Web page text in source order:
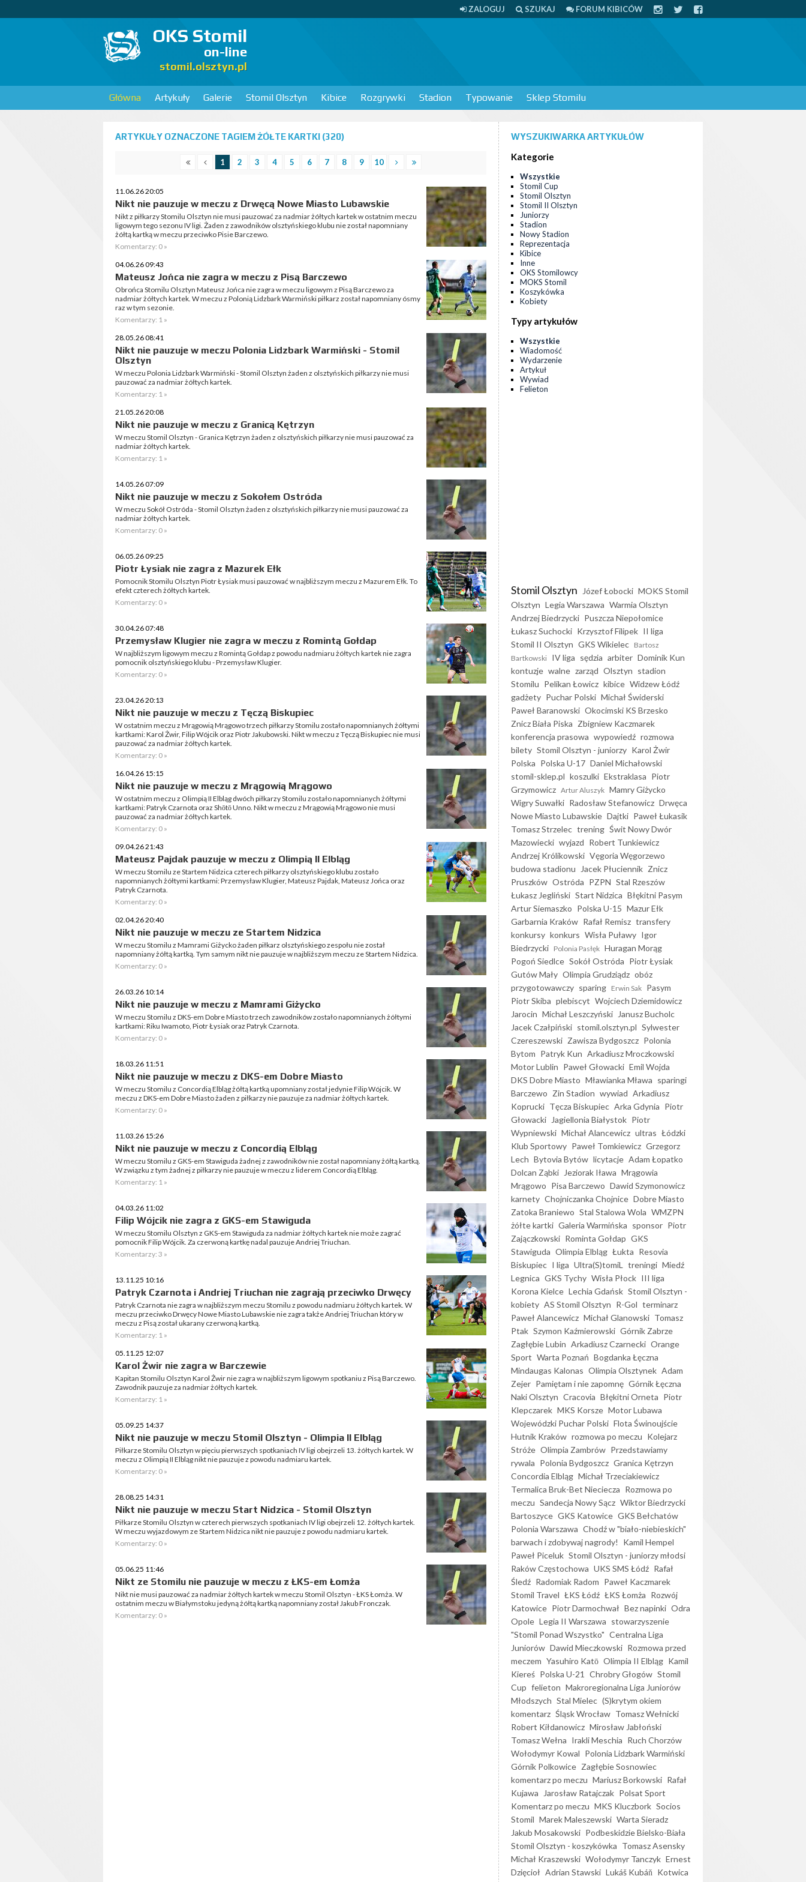
ZALOGUJ SZUKAJ FORUM KIBICÓW
OKS Stomil
on-line
stomil.olsztyn.pl
Główna Artykuły Galerie Stomil Olsztyn Kibice Rozgrywki Stadion Typowanie Sklep Stomilu
ARTYKUŁY OZNACZONE TAGIEM ŻÓŁTE KARTKI (320)
1 2 3 4 5 6 7 8 9 10
11.06.26 20:05
Nikt nie pauzuje w meczu z Drwęcą Nowe Miasto Lubawskie
Nikt z piłkarzy Stomilu Olsztyn nie musi pauzować za nadmiar żółtych kartek w ostatnim meczu
ligowym tego sezonu IV ligi. Żaden z zawodników olsztyńskiego klubu nie został napomniany
żółtą kartką w meczu przeciwko Pisie Barczewo.
Komentarzy: 0 »
04.06.26 09:43
Mateusz Jońca nie zagra w meczu z Pisą Barczewo
Obrońca Stomilu Olsztyn Mateusz Jońca nie zagra w meczu ligowym z Pisą Barczewo za
nadmiar żółtych kartek. W meczu z Polonią Lidzbark Warmiński piłkarz został napomniany ósmy
raz w tym sezonie.
Komentarzy: 1 »
28.05.26 08:41
Nikt nie pauzuje w meczu Polonia Lidzbark Warmiński - Stomil
Olsztyn
W meczu Polonia Lidzbark Warmiński - Stomil Olsztyn żaden z olsztyńskich piłkarzy nie musi
pauzować za nadmiar żółtych kartek.
Komentarzy: 1 »
21.05.26 20:08
Nikt nie pauzuje w meczu z Granicą Kętrzyn
W meczu Stomil Olsztyn - Granica Kętrzyn żaden z olsztyńskich piłkarzy nie musi pauzować za
nadmiar żółtych kartek.
Komentarzy: 1 »
14.05.26 07:09
Nikt nie pauzuje w meczu z Sokołem Ostróda
W meczu Sokół Ostróda - Stomil Olsztyn żaden z olsztyńskich piłkarzy nie musi pauzować za
nadmiar żółtych kartek.
Komentarzy: 0 »
06.05.26 09:25
Piotr Łysiak nie zagra z Mazurek Ełk
Pomocnik Stomilu Olsztyn Piotr Łysiak musi pauzować w najbliższym meczu z Mazurem Ełk. To
efekt czterech żółtych kartek.
Komentarzy: 0 »
30.04.26 07:48
Przemysław Klugier nie zagra w meczu z Romintą Gołdap
W najbliższym ligowym meczu z Romintą Gołdap z powodu nadmiaru żółtych kartek nie zagra
pomocnik olsztyńskiego klubu - Przemysław Klugier.
Komentarzy: 0 »
23.04.26 20:13
Nikt nie pauzuje w meczu z Tęczą Biskupiec
W ostatnim meczu z Mrągowią Mrągowo trzech piłkarzy Stomilu zostało napomnianych żółtymi
kartkami: Karol Żwir, Filip Wójcik oraz Piotr Jakubowski. Nikt w meczu z Tęczą Biskupiec nie musi
pauzować za nadmiar żółtych kartek.
Komentarzy: 0 »
16.04.26 15:15
Nikt nie pauzuje w meczu z Mrągowią Mrągowo
W ostatnim meczu z Olimpią II Elbląg dwóch piłkarzy Stomilu zostało napomnianych żółtymi
kartkami: Patryk Czarnota oraz Shōtō Unno. Nikt w meczu z Mrągowią Mrągowo nie musi
pauzować za nadmiar żółtych kartek.
Komentarzy: 0 »
09.04.26 21:43
Mateusz Pajdak pauzuje w meczu z Olimpią II Elbląg
W meczu Stomilu ze Startem Nidzica czterech piłkarzy olsztyńskiego klubu zostało
napomnianych żółtymi kartkami: Przemysław Klugier, Mateusz Pajdak, Mateusz Jońca oraz
Patryk Czarnota.
Komentarzy: 0 »
02.04.26 20:40
Nikt nie pauzuje w meczu ze Startem Nidzica
W meczu Stomilu z Mamrami Giżycko żaden piłkarz olsztyńskiego zespołu nie został
napomniany żółtą kartką. Tym samym nikt nie pauzuje w najbliższym meczu ze Startem Nidzica.
Komentarzy: 0 »
26.03.26 10:14
Nikt nie pauzuje w meczu z Mamrami Giżycko
W meczu Stomilu z DKS-em Dobre Miasto trzech zawodników zostało napomnianych żółtymi
kartkami: Riku Iwamoto, Piotr Łysiak oraz Patryk Czarnota.
Komentarzy: 0 »
18.03.26 11:51
Nikt nie pauzuje w meczu z DKS-em Dobre Miasto
W meczu Stomilu z Concordią Elbląg żółtą kartką upomniany został jedynie Filip Wójcik. W
meczu z DKS-em Dobre Miasto żaden z piłkarzy nie pauzuje za nadmiar żółtych kartek.
Komentarzy: 0 »
11.03.26 15:26
Nikt nie pauzuje w meczu z Concordią Elbląg
W meczu Stomilu z GKS-em Stawiguda żadnej z zawodników nie został napomniany żółtą kartką.
W związku z tym żadnej z piłkarzy nie pauzuje w meczu z liderem Concordią Elbląg.
Komentarzy: 1 »
04.03.26 11:02
Filip Wójcik nie zagra z GKS-em Stawiguda
W meczu Stomilu Olsztyn z GKS-em Stawiguda za nadmiar żółtych kartek nie może zagrać
pomocnik Filip Wójcik. Za czerwoną kartkę nadal pauzuje Andriej Triuchan.
Komentarzy: 3 »
13.11.25 10:16
Patryk Czarnota i Andriej Triuchan nie zagrają przeciwko Drwęcy
Patryk Czarnota nie zagra w najbliższym meczu Stomilu z powodu nadmiaru żółtych kartek. W
meczu przeciwko Drwęcy Nowe Miasto Lubawskie nie zagra także Andriej Triuchan który w
meczu z Pisą został ukarany czerwoną kartką.
Komentarzy: 1 »
05.11.25 12:07
Karol Żwir nie zagra w Barczewie
Kapitan Stomilu Olsztyn Karol Żwir nie zagra w najbliższym ligowym spotkaniu z Pisą Barczewo.
Zawodnik pauzuje za nadmiar żółtych kartek.
Komentarzy: 1 »
05.09.25 14:37
Nikt nie pauzuje w meczu Stomil Olsztyn - Olimpia II Elbląg
Piłkarze Stomilu Olsztyn w pięciu pierwszych spotkaniach IV ligi obejrzeli 13. żółtych kartek. W
meczu z Olimpią II Elbląg nikt nie pauzuje z powodu nadmiaru kartek.
Komentarzy: 0 »
28.08.25 14:31
Nikt nie pauzuje w meczu Start Nidzica - Stomil Olsztyn
Piłkarze Stomilu Olsztyn w czterech pierwszych spotkaniach IV ligi obejrzeli 12. żółtych kartek.
W meczu wyjazdowym ze Startem Nidzica nikt nie pauzuje z powodu nadmiaru kartek.
Komentarzy: 0 »
05.06.25 11:46
Nikt ze Stomilu nie pauzuje w meczu z ŁKS-em Łomża
Nikt nie musi pauzować za nadmiar żółtych kartek w meczu Stomil Olsztyn - ŁKS Łomża. W
ostatnim meczu w Białymstoku jedyną żółtą kartką napomniany został Jakub Fronczak.
Komentarzy: 0 »
WYSZUKIWARKA ARTYKUŁÓW
Kategorie
Wszystkie
Stomil Cup
Stomil Olsztyn
Stomil II Olsztyn
Juniorzy
Stadion
Nowy Stadion
Reprezentacja
Kibice
Inne
OKS Stomilowcy
MOKS Stomil
Koszykówka
Kobiety
Typy artykułów
Wszystkie
Wiadomość
Wydarzenie
Artykuł
Wywiad
Felieton
Stomil Olsztyn Józef Łobocki MOKS Stomil
Olsztyn Legia Warszawa Warmia Olsztyn
Andrzej Biedrzycki Puszcza Niepołomice
Łukasz Suchocki Krzysztof Filipek II liga
Stomil II Olsztyn GKS Wikielec Bartosz
Bartkowski IV liga sędzia arbiter Dominik Kun
kontuzje walne zarząd Olsztyn stadion
Stomilu Pelikan Łowicz kibice Widzew Łódź
gadżety Puchar Polski Michał Świderski
Paweł Baranowski Okocimski KS Brzesko
Znicz Biała Piska Zbigniew Kaczmarek
konferencja prasowa wypowiedź rozmowa
bilety Stomil Olsztyn - juniorzy Karol Żwir
Polska Polska U-17 Daniel Michałowski
stomil-sklep.pl koszulki Ekstraklasa Piotr
Grzymowicz Artur Aluszyk Mamry Giżycko
Wigry Suwałki Radosław Stefanowicz Drwęca
Nowe Miasto Lubawskie Dajtki Paweł Łukasik
Tomasz Strzelec trening Świt Nowy Dwór
Mazowiecki wyjazd Robert Tunkiewicz
Andrzej Królikowski Vęgoria Węgorzewo
budowa stadionu
Jacek Płuciennik Znicz
Pruszków Ostróda PZPN Stal Rzeszów
Łukasz Jegliński Start Nidzica Błękitni Pasym
Artur Siemaszko Polska U-15 Mazur Ełk
Garbarnia Kraków Rafał Remisz transfery
konkursy konkurs Wisła Puławy Igor
Biedrzycki Polonia Pasłęk Huragan Morąg
Pogoń Siedlce Sokół Ostróda Piotr Łysiak
Gutów Mały Olimpia Grudziądz obóz
przygotowawczy sparing Erwin Sak Pasym
Piotr Skiba plebiscyt Wojciech Dziemidowicz
Jarocin Michał Leszczyński
Janusz Bucholc
Jacek Czałpiński stomil.olsztyn.pl Sylwester
Czereszewski Zawisza Bydgoszcz Polonia
Bytom Patryk Kun Arkadiusz Mroczkowski
Motor Lublin Paweł Głowacki Emil Wojda
DKS Dobre Miasto Mławianka Mława sparingi
Barczewo Zin Stadion wywiad Arkadiusz
Koprucki Tęcza Biskupiec Arka Gdynia Piotr
Głowacki
Jagiellonia Białystok Piotr
Wypniewski Michał Alancewicz ultras Łódzki
Klub Sportowy Paweł Tomkiewicz Grzegorz
Lech Bytovia Bytów licytacje Adam Łopatko
Dolcan Ząbki
Jeziorak Iława Mrągowia
Mrągowo Pisa Barczewo Dawid Szymonowicz
karnety Chojniczanka Chojnice Dobre Miasto
Zatoka Braniewo Stal Stalowa Wola WMZPN
żółte kartki Galeria Warmińska sponsor Piotr
Zajączkowski Rominta Gołdap GKS
Stawiguda Olimpia Elbląg Łukta Resovia
Biskupiec I liga Ultra(S)tomiL treningi Miedź
Legnica GKS Tychy Wisła Płock III liga
Korona Kielce Lechia Gdańsk Stomil Olsztyn -
kobiety AS Stomil Olsztyn R-Gol terminarz
Paweł Alancewicz Michał Glanowski Tomasz
Ptak Szymon Kaźmierowski Górnik Zabrze
Zagłębie Lubin Arkadiusz Czarnecki Orange
Sport Warta Poznań Bogdanka Łęczna
Mindaugas Kalonas Olimpia Olsztynek Adam
Zejer Pamiętam i nie zapomnę Górnik Łęczna
Naki Olsztyn Cracovia Błękitni Orneta Piotr
Klepczarek MKS Korsze Motor Lubawa
Wojewódzki Puchar Polski Flota Świnoujście
Hutnik Kraków rozmowa po meczu Kolejarz
Stróże Olimpia Zambrów Przedstawiamy
rywala Polonia Bydgoszcz Granica Kętrzyn
Concordia Elbląg Michał Trzeciakiewicz
Termalica Bruk-Bet Nieciecza Rozmowa po
meczu Sandecja Nowy Sącz Wiktor Biedrzycki
Bartoszyce GKS Katowice GKS Bełchatów
Polonia Warszawa Chodź w "biało-niebieskich"
barwach i zdobywaj nagrody!
Kamil Hempel
Paweł Piceluk Stomil Olsztyn - juniorzy młodsi
Raków Częstochowa UKS SMS Łódź Rafał
Śledź Radomiak Radom Paweł Kaczmarek
Stomil Travel ŁKS Łódź ŁKS Łomża Rozwój
Katowice Piotr Darmochwał Bez napinki Odra
Opole Legia II Warszawa stowarzyszenie
"Stomil Ponad Wszystko" Centralna Liga
Juniorów Dawid Mieczkowski Rozmowa przed
meczem Yasuhiro Katō Olimpia II Elbląg Kamil
Kiereś Polska U-21 Chrobry Głogów Stomil
Cup felieton Makroregionalna Liga Juniorów
Młodszych Stal Mielec (S)krytym okiem
komentarz Śląsk Wrocław Tomasz Wełnicki
Robert Kiłdanowicz Mirosław Jabłoński
Tomasz Wełna Irakli Meschia Ruch Chorzów
Wołodymyr Kowal Polonia Lidzbark Warmiński
Górnik Polkowice Zagłębie Sosnowiec
komentarz po meczu Mariusz Borkowski Rafał
Kujawa
Jarosław Ratajczak Polsat Sport
Komentarz po meczu MKS Kluczbork Socios
Stomil Marek Maleszewski Warta Sieradz
Jakub Mosakowski Podbeskidzie Bielsko-Biała
Stomil Olsztyn - koszykówka Tomasz Asensky
Michał Kraszewski Wołodymyr Tanczyk Ernest
Dzięcioł Adrian Stawski Lukáš Kubáň Kotwica